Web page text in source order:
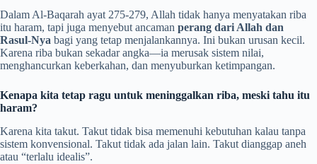
Dalam Al-Baqarah ayat 275-279, Allah tidak hanya menyatakan riba
itu haram, tapi juga menyebut ancaman perang dari Allah dan
Rasul-Nya bagi yang tetap menjalankannya. Ini bukan urusan kecil.
Karena riba bukan sekadar angka—ia merusak sistem nilai,
menghancurkan keberkahan, dan menyuburkan ketimpangan.
Kenapa kita tetap ragu untuk meninggalkan riba, meski tahu itu
haram?
Karena kita takut. Takut tidak bisa memenuhi kebutuhan kalau tanpa
sistem konvensional. Takut tidak ada jalan lain. Takut dianggap aneh
atau “terlalu idealis”.